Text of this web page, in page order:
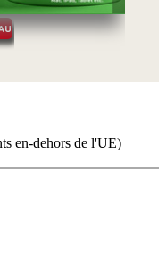
en-dehors de l'UE)